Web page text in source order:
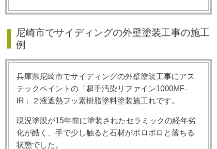
尼崎市でサイディングの外壁塗装工事の施工
例
兵庫県尼崎市でサイディングの外壁塗装工事にアス
テックペイントの「超手汚染リファイン1000MF-
IR」２液遮熱フッ素樹脂塗料塗装施工れです。
現況塗膜が15年前に塗装されたセラミックの経年劣
化が酷く、手で少し触ると石材がポロポロと落ちる
状態でした。